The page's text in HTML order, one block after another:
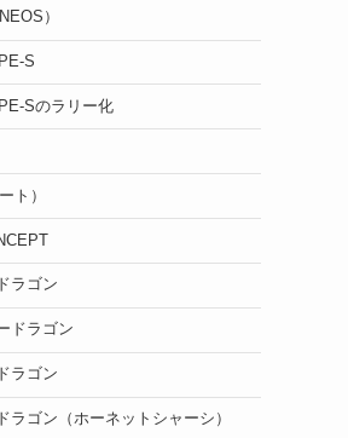
）
S
Sのラリー化
ト）
ラゴン
ドラゴン
ラゴン
ラゴン（ホーネットシャーシ）